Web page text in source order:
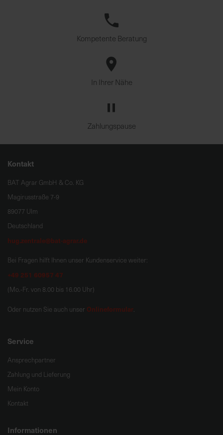
Kompetente Beratung
In Ihrer Nähe
Zahlungspause
Kontakt
BAT Agrar GmbH & Co. KG
Magirusstraße 7-9
89077 Ulm
Deutschland
hug.zentrale@bat-agrar.de
Bei Fragen hilft Ihnen unser Kundenservice weiter:
+49 251 60957 47
(Mo.-Fr. von 8.00 bis 16.00 Uhr)
Oder nutzen Sie auch unser Onlineformular.
Service
Ansprechpartner
Zahlung und Lieferung
Mein Konto
Kontakt
Informationen